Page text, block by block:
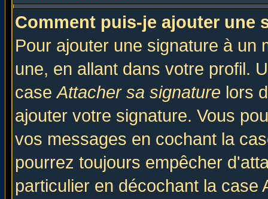
Comment puis-je ajouter une
Pour ajouter une signature à un
une, en allant dans votre profil.
caseAttacher sa signature lors
ajouter votre signature. Vous
vos messages en cochant la
pourrez toujours empêcher
particulier en décochant la